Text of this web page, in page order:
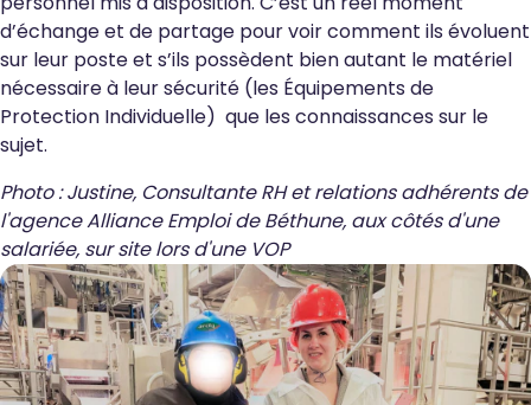
d’échange et de partage pour voir comment ils évoluent
sur leur poste et s’ils possèdent bien autant le matériel
nécessaire à leur sécurité (les Équipements de
Protection Individuelle) que les connaissances sur le
sujet.
Photo : Justine, Consultante RH et relations adhérents de
l'agence Alliance Emploi de Béthune, aux côtés d'une
salariée, sur site lors d'une VOP